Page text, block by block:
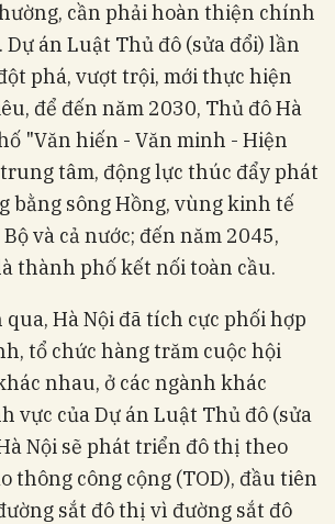
cần phải hoàn thiện chính
án Luật Thủ đô (sửa đổi) lần
phá, vượt trội, mới thực hiện
để đến năm 2030, Thủ đô Hà
"Văn hiến - Văn minh - Hiện
tâm, động lực thúc đẩy phát
bằng sông Hồng, vùng kinh tế
và cả nước; đến năm 2045,
thành phố kết nối toàn cầu.
Hà Nội đã tích cực phối hợp
tổ chức hàng trăm cuộc hội
nhau, ở các ngành khác
vực của Dự án Luật Thủ đô (sửa
Nội sẽ phát triển đô thị theo
thông công cộng (TOD), đầu tiên
sắt đô thị vì đường sắt đô